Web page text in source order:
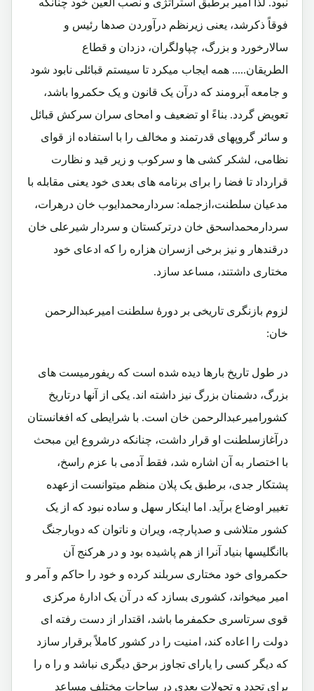
نبود. لذا امیر برطبق استراتژی و نصب العین خود چنانکه
فوقاً ذکرشد، یعنی زیرنظم درآوردن صدها رئیس و
سالارخورد و بزرگ، چپاولگران، دزدان و قطاع
الطریقان..... همه ایجاب میکرد تا سیستم قبائلی نابود شود
و جامعه آبرومند که درآن یک قانون و یک حکمروا باشد،
تعویض گردد. بناءً او تضعیف و امحای سران سرکش قبائل
و سائر گروپهای قدرتمند و مخالف را با استفاده از قوای
نظامی، لشکر کشی ها و سرکوب و زیر قید و نظارت
قرارداد تا فضا را برای برنامه های بعدی خود یعنی مقابله با
مدعیان سلطنت،ازجمله: سردارمحمدایوب خان درهرات،
سردارمحمداسحق خان درترکستان و سردار شیرعلی خان
درقندهار و نیز برخی ازسران هزاره را که ادعای خود
مختاری داشتند، مساعد سازد.
لزوم بازنگری تاریخی بر دورۀ سلطنت امیرعبدالرحمن
خان:
در طول تاریخ بارها دیده شده است که ریفورمیست های
بزرگ، دشمنان بزرگ نیز داشته اند. یکی از آنها درتاریخ
کشورامیرعبدالرحمن خان است. با شرایطی که افغانستان
درآغازسلطنت او قرار داشت، چنانکه درشروع این مبحث
با اختصار به آن اشاره شد، فقط آدمی با عزم راسخ،
پشتکار جدی، برطبق یک پلان منظم میتوانست ازعهده
تغییر اوضاع برآید. اما اینکار سهل و ساده نبود که از یک
کشور متلاشی و صدپارچه، ویران و ناتوان که دوبارجنگ
باانگلیسها بنیاد آنرا از هم پاشیده بود و در هرکنج آن
حکمروای خود مختاری سربلند کرده و خود را حاکم و آمر و
امیر میخواند، کشوری بسازد که در آن یک ادارۀ مرکزی
قوی سرتاسری حکمفرما باشد، اقتدار از دست رفته ای
دولت را اعاده کند، امنیت را در کشور کاملاً برقرار سازد
که دیگر کسی را یارای تجاوز برحق دیگری نباشد و را ه را
برای تجدد و تحولات بعدی در ساحات مختلف مساعد